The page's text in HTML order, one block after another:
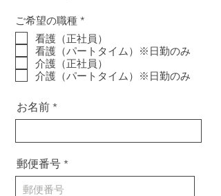
ご希望の職種 *
項
目
看護（正社員）
看護（パートタイム）※日勤のみ
介護（正社員）
介護（パートタイム）※日勤のみ
お名前
郵便番号